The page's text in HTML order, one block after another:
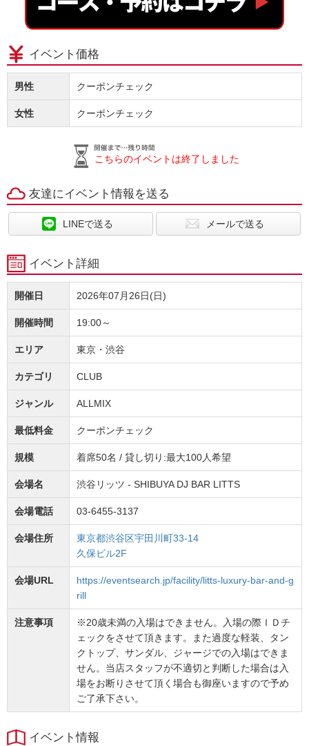
イベント価格
男性 クーポンチェック
女性 クーポンチェック
こちらのイベントは終了しました
友達にイベント情報を送る
LINEで送る メールで送る
イベント詳細
開催日 2026年07月26日(日)
開催時間 19:00～
エリア 東京・渋谷
カテゴリ CLUB
ジャンル ALLMIX
最低料金 クーポンチェック
規模 着席50名 / 貸し切り:最大100人希望
会場名 渋谷リッツ - SHIBUYA DJ BAR LITTS
会場電話 03-6455-3137
会場住所
東京都渋谷区宇田川町33-14
久保ビル2F
会場URL
https://eventsearch.jp/facility/litts-luxury-bar-and-g
rill
注意事項
※20歳未満の入場はできません。入場の際ＩＤチ
ェックをさせて頂きます。また過度な軽装、タン
クトップ、サンダル、ジャージでの入場はできま
せん。当店スタッフが不適切と判断した場合は入
場をお断りさせて頂く場合も御座いますので予め
ご了承下さい。
イベント情報